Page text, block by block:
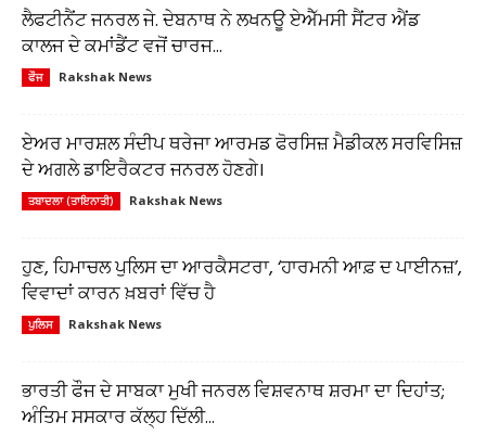
ਲੈਫਟੀਨੈਂਟ ਜਨਰਲ ਜੇ. ਦੇਬਨਾਥ ਨੇ ਲਖਨਊ ਏਐੱਮਸੀ ਸੈਂਟਰ ਐਂਡ
ਕਾਲਜ ਦੇ ਕਮਾਂਡੈਂਟ ਵਜੋਂ ਚਾਰਜ...
ਫੌਜ Rakshak News
ਏਅਰ ਮਾਰਸ਼ਲ ਸੰਦੀਪ ਥਰੇਜਾ ਆਰਮਡ ਫੋਰਸਿਜ਼ ਮੈਡੀਕਲ ਸਰਵਿਸਿਜ਼
ਦੇ ਅਗਲੇ ਡਾਇਰੈਕਟਰ ਜਨਰਲ ਹੋਣਗੇ।
ਤਬਾਦਲਾ (ਤਾਇਨਾਤੀ) Rakshak News
ਹੁਣ, ਹਿਮਾਚਲ ਪੁਲਿਸ ਦਾ ਆਰਕੈਸਟਰਾ, ‘ਹਾਰਮਨੀ ਆਫ਼ ਦ ਪਾਈਨਜ਼’,
ਵਿਵਾਦਾਂ ਕਾਰਨ ਖ਼ਬਰਾਂ ਵਿੱਚ ਹੈ
ਪੁਲਿਸ Rakshak News
ਭਾਰਤੀ ਫੌਜ ਦੇ ਸਾਬਕਾ ਮੁਖੀ ਜਨਰਲ ਵਿਸ਼ਵਨਾਥ ਸ਼ਰਮਾ ਦਾ ਦਿਹਾਂਤ;
ਅੰਤਿਮ ਸਸਕਾਰ ਕੱਲ੍ਹ ਦਿੱਲੀ...